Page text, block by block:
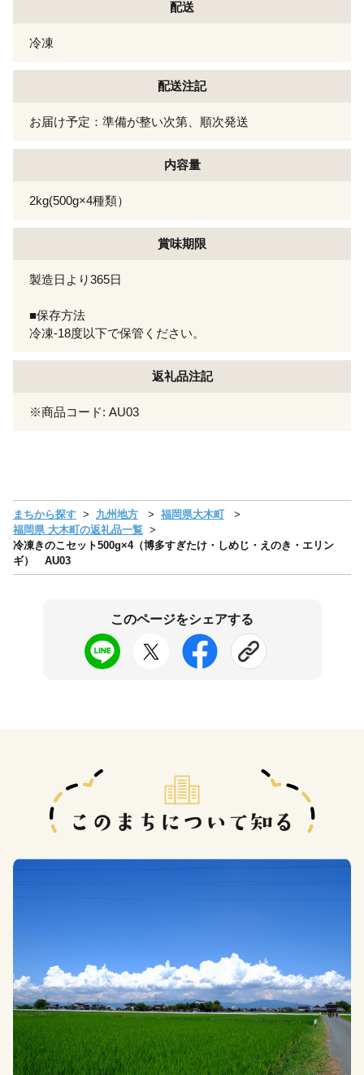
配送
冷凍
配送注記
お届け予定：準備が整い次第、順次発送
内容量
2kg(500g×4種類）
賞味期限
製造日より365日
■保存方法
冷凍-18度以下で保管ください。
返礼品注記
※商品コード: AU03
まちから探す 九州地方
福岡県大木町
福岡県 大木町の返礼品一覧
冷凍きのこセット500g×4（博多すぎたけ・しめじ・えのき・エリン
ギ） AU03
このページをシェアする